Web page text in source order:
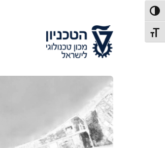
דלג
לתוכן
דלג
לניווט
הפעל/כבה ניגודיות גבוהה
מתג גודל גופן